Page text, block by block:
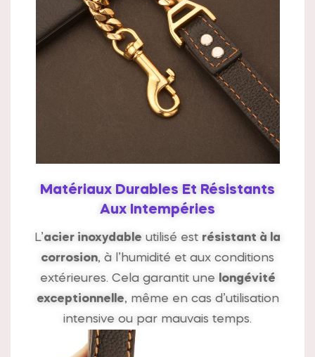
Matériaux Durables Et Résistants
Aux Intempéries
L’acier inoxydable utilisé est résistant à la
corrosion, à l’humidité et aux conditions
extérieures. Cela garantit une longévité
exceptionnelle, même en cas d’utilisation
intensive ou par mauvais temps.